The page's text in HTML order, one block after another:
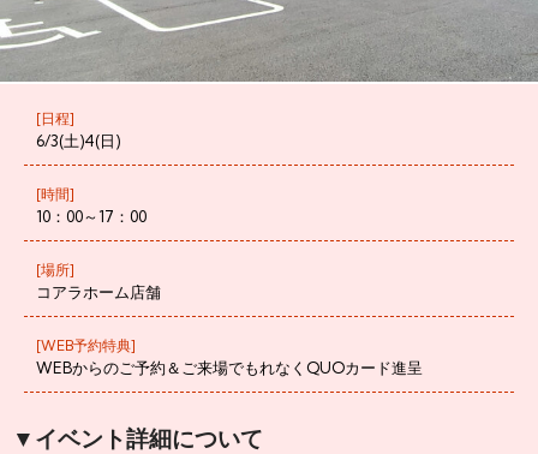
[日程]
6/3(土)4(日)
[時間]
10：00～17：00
[場所]
コアラホーム店舗
[WEB予約特典]
WEBからのご予約＆ご来場でもれなくQUOカード進呈
▼イベント詳細について